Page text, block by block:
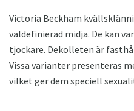
Victoria Beckham
väldefinierad midja. De kan
tjockare. Dekolleten är
Vissa varianter presenteras
vilket ger dem speciell